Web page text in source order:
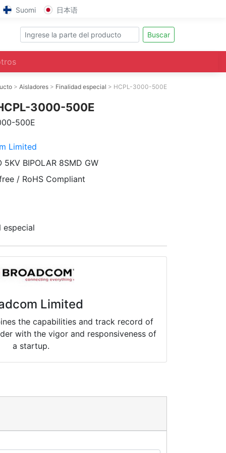
Suomi 日本语
Buscar
Aisladores Finalidad especial HCPL-3000-500E
3000-500E
500E
Limited
5KV BIPOLAR 8SMD GW
/ RoHS Compliant
especial
Limited
the capabilities and track record of
with the vigor and responsiveness of
a startup.